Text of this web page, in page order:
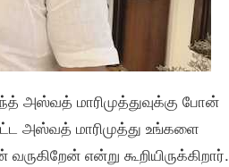
அஸ்வத் மாரிமுத்துவுக்கு போன்
அஸ்வத் மாரிமுத்து உங்களை
என்று கூறியிருக்கிறார்.